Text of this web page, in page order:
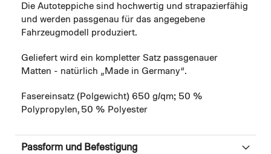
Die Autoteppiche sind hochwertig und strapazierfähig
und werden passgenau für das angegebene
Fahrzeugmodell produziert.
Geliefert wird ein kompletter Satz passgenauer
Matten - natürlich „Made in Germany“.
Fasereinsatz (Polgewicht) 650 g/qm; 50 %
Polypropylen, 50 % Polyester
Passform und Befestigung